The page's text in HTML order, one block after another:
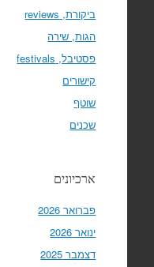
ביקורת, reviews
הגות, שירה
פסטיבל, festivals
קישורים
שוטף
שכנים
ארכיונים
פברואר 2026
ינואר 2026
דצמבר 2025